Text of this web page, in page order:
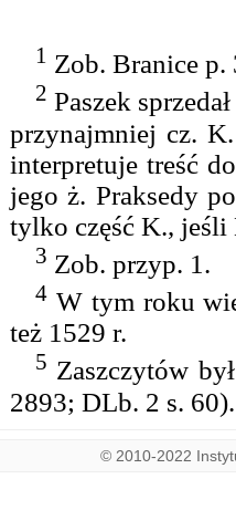
1 Zob. Branice
2 Paszek
przynajmniej cz.
interpretuje treść
jego ż. Praksedy
tylko część K.,
3 Zob. przyp. 1.
4 W tym roku
też 1529 r.
5 Zaszczytów
2893; DLb. 2 s. 60).
© 2010-2022